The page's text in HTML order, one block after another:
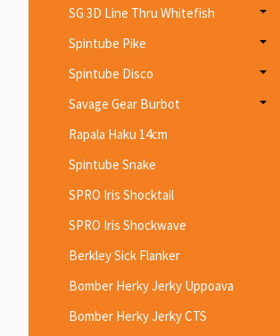
SG 3D Line Thru Whitefish
Spintube Pike
Spintube Disco
Savage Gear Burbot
Rapala Haku 14cm
Spintube Snake
SPRO Iris Shocktail
SPRO Iris Shockwave
Berkley Sick Flanker
Bomber Herky Jerky Uppoava
Bomber Herky Jerky CTS